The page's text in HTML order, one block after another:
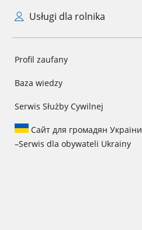
Usługi dla rolnika
Profil zaufany
Baza wiedzy
Serwis Służby Cywilnej
Сайт для громадян України
–Serwis dla obywateli Ukrainy